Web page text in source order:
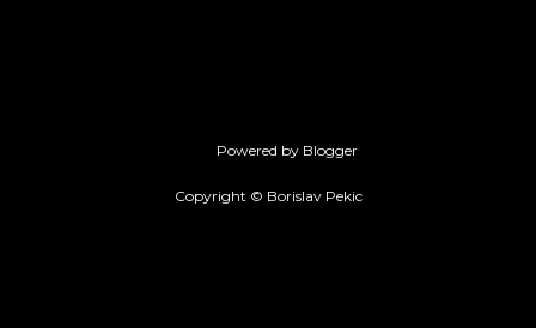
Powered by Blogger
Copyright © Borislav Pekic